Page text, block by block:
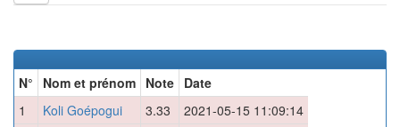
N° Nom et prénom Note Date
1
Koli Goépogui 3.33
2021-05-15 11:09:14